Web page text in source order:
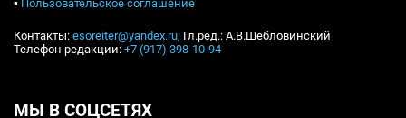
▪ Пользовательское соглашение
Контакты: esoreiter@yandex.ru, Гл.ред.: А.В.Шебловинский
Телефон редакции: +7 (917) 398-10-94
МЫ В СОЦСЕТЯХ